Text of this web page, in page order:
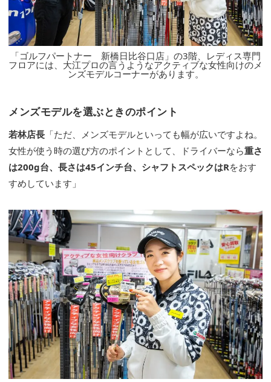
「ゴルフパートナー 新橋日比谷口店」の3階、レディス専門
フロアには、大江プロの言うようなアクティブな女性向けのメ
ンズモデルコーナーがあります。
メンズモデルを選ぶときのポイント
若林店長 「ただ、メンズモデルといっても幅が広いですよね。
女性が使う時の選び方のポイントとして、ドライバーなら重さ
は200g台、長さは45インチ台、シャフトスペックはRをおす
すめしています」